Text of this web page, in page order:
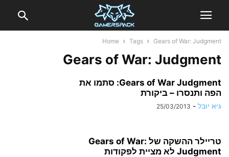
Home Tags Gears of War: Judgment
Gears of War: Judgment
Gears of War Judgment: סתמו את
הפה ותנסרו – ביקורת
גיא יובל -
25/03/2013
טריילר ההשקה של Gears of War:
Judgment לא מציית לפקודות